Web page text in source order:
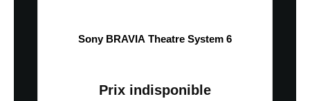
Sony BRAVIA Theatre System 6
Prix indisponible